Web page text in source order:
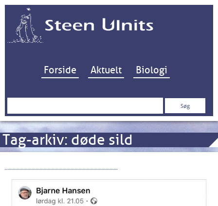
Hop til indhold
Forside Aktuelt Biologi
Søg
Tag-arkiv: døde sild